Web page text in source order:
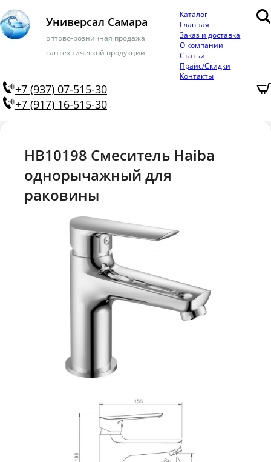
Универсал Самара
оптово-розничная продажа
сантехнической продукции
Каталог
Главная
Заказ и доставка
О компании
Статьи
Прайс/Скидки
Контакты
+7 (937) 07-515-30
+7 (917) 16-515-30
HB10198 Смеситель Haiba
однорычажный для
раковины